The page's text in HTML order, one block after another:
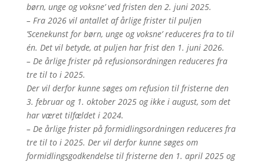
børn, unge og voksne’ ved fristen den 2. juni 2025.
– Fra 2026 vil antallet af årlige frister til puljen
’Scenekunst for børn, unge og voksne’ reduceres fra to til
én. Det vil betyde, at puljen har frist den 1. juni 2026.
– De årlige frister på refusionsordningen reduceres fra
tre til to i 2025.
Der vil derfor kunne søges om refusion til fristerne den
3. februar og 1. oktober 2025 og ikke i august, som det
har været tilfældet i 2024.
– De årlige frister på formidlingsordningen reduceres fra
tre til to i 2025. Der vil derfor kunne søges om
formidlingsgodkendelse til fristerne den 1. april 2025 og